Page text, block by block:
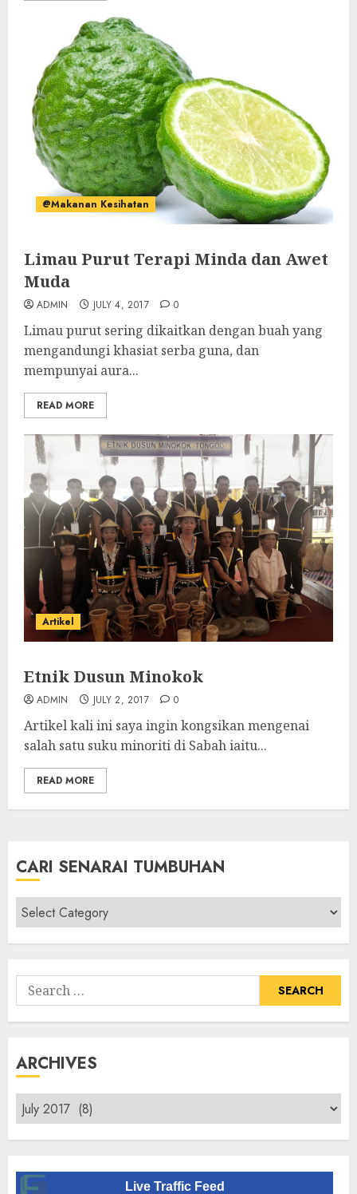
@Makanan Kesihatan
Limau Purut Terapi Minda dan Awet
Muda
ADMIN JULY 4, 2017 0
Limau purut sering dikaitkan dengan buah yang
mengandungi khasiat serba guna, dan
mempunyai aura...
READ MORE
Artikel
Etnik Dusun Minokok
ADMIN JULY 2, 2017 0
Artikel kali ini saya ingin kongsikan mengenai
salah satu suku minoriti di Sabah iaitu...
READ MORE
CARI SENARAI TUMBUHAN
Cari
Senarai
Tumbuhan
Search
for:
ARCHIVES
Archives
Live Traffic Feed